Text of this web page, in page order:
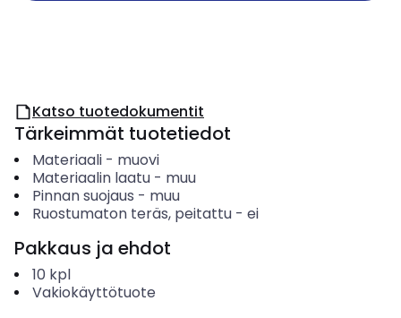
Katso tuotedokumentit
Tärkeimmät tuotetiedot
Materiaali- muovi
Materiaalin laatu- muu
Pinnan suojaus - muu
Ruostumaton teräs, peitattu- ei
Pakkaus ja ehdot
10 kpl
Vakiokäyttötuote